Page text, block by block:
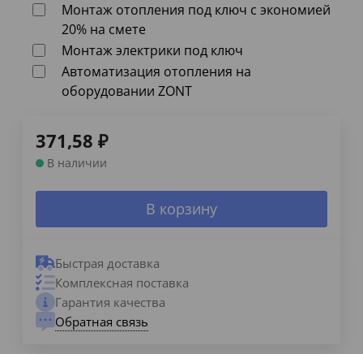
Монтаж отопления под ключ с экономией
20% на смете
Монтаж электрики под ключ
Автоматизация отопления на
оборудовании ZONT
371,58 ₽
В наличии
В корзину
Быстрая доставка
Комплексная поставка
Гарантия качества
Обратная связь